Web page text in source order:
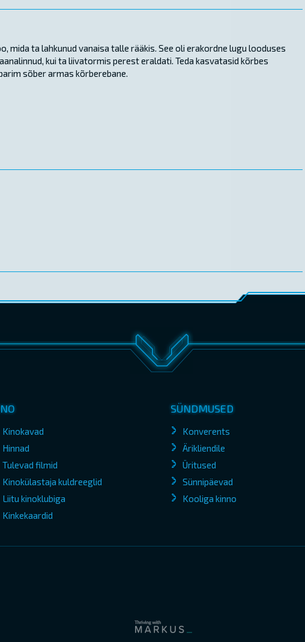
mida ta lahkunud vanaisa talle rääkis. See oli erakordne lugu looduses
kui ta liivatormis perest eraldati. Teda kasvatasid kõrbes
sõber armas kõrberebane.
Kinokavad
Hinnad
Tulevad filmid
Kinokülastaja kuldreeglid
Liitu kinoklubiga
Kinkekaardid
SÜNDMUSED
Konverents
Ärikliendile
Üritused
Sünnipäevad
Kooliga kinno